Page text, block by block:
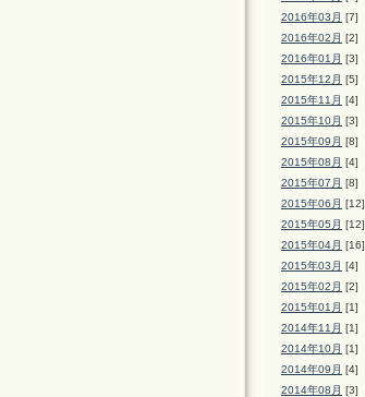
2016年03月 [7]
2016年02月 [2]
2016年01月 [3]
2015年12月 [5]
2015年11月 [4]
2015年10月 [3]
2015年09月 [8]
2015年08月 [4]
2015年07月 [8]
2015年06月 [12]
2015年05月 [12]
2015年04月 [16]
2015年03月 [4]
2015年02月 [2]
2015年01月 [1]
2014年11月 [1]
2014年10月 [1]
2014年09月 [4]
2014年08月 [3]